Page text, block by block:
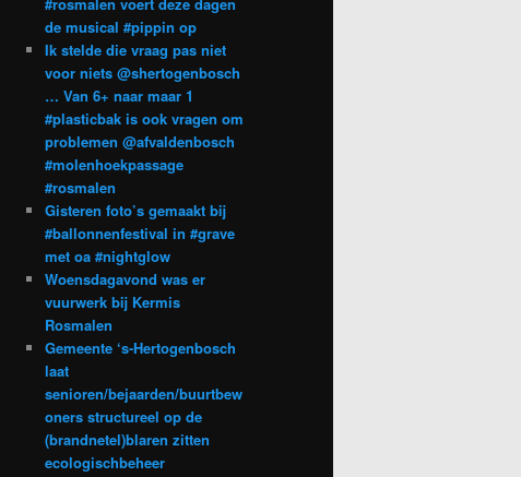
#rosmalen voert deze dagen
de musical #pippin op
Ik stelde die vraag pas niet
voor niets @shertogenbosch
… Van 6+ naar maar 1
#plasticbak is ook vragen om
problemen @afvaldenbosch
#molenhoekpassage
#rosmalen
Gisteren foto’s gemaakt bij
#ballonnenfestival in #grave
met oa #nightglow
Woensdagavond was er
vuurwerk bij Kermis
Rosmalen
Gemeente ‘s-Hertogenbosch
laat
senioren/bejaarden/buurtbew
oners structureel op de
(brandnetel)blaren zitten
ecologischbeheer